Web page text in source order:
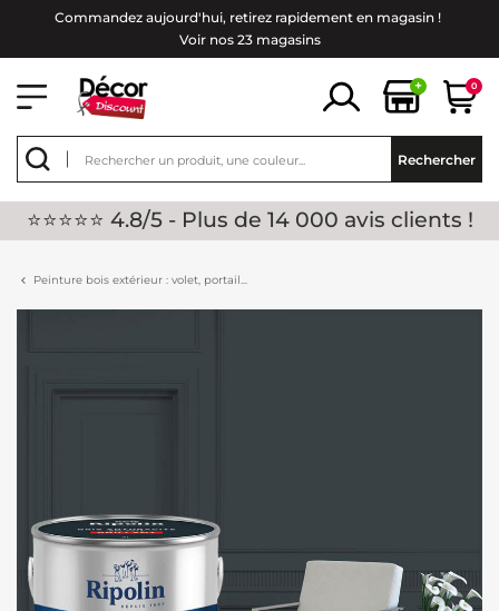
Commandez aujourd'hui, retirez rapidement en magasin !
Voir nos 23 magasins
+ 0
Rechercher
⭐⭐⭐⭐⭐ 4.8/5 - Plus de 14 000 avis clients !
Peinture bois extérieur : volet, portail...